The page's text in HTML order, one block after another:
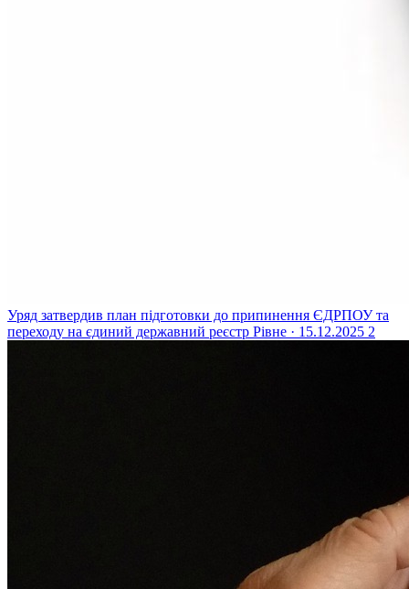
Уряд затвердив план підготовки до припинення ЄДРПОУ та
переходу на єдиний державний реєстр Рівне · 15.12.2025 2